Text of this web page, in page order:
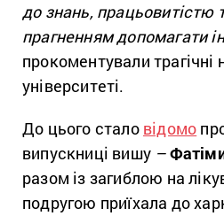
до знань, працьовитістю
прагненням допомагати
прокоментували трагічні
університеті.
До цього стало відомо
випускниці вишу –
разом із загиблою на
подругою приїхала до